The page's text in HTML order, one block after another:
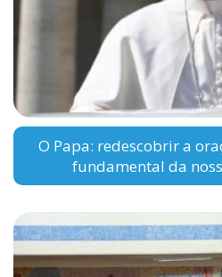
O Papa: redescobrir a
fundamental da